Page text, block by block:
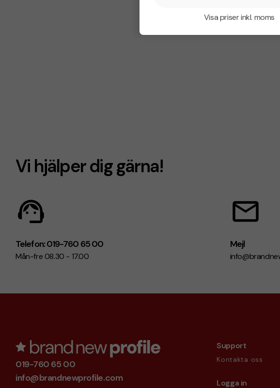
Visa priser inkl. moms
Vi hjälper dig gärna!
Telefon: 019-760 65 00
Mån-fre 08.30 - 17.00
Mejl
019-760 65 00
info@brandnewprofile.com
Support
Kontakta oss
Logga in